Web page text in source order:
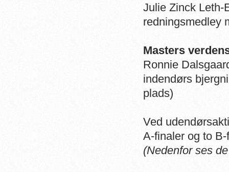
Julie Zinck Leth-
redningsmedley
Masters
Ronnie
indendørs
plads)
Ved
A-finaler og to
(Nedenfor ses